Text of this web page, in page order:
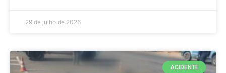
29 de julho de 2026
ACIDENTE